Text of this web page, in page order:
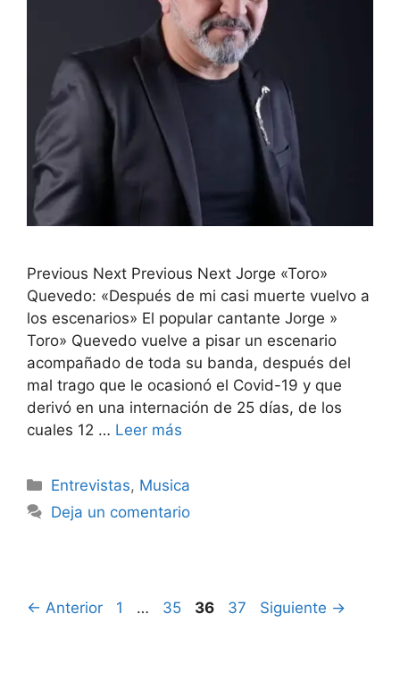
Previous Next Previous Next Jorge «Toro»
Quevedo: «Después de mi casi muerte vuelvo a
los escenarios» El popular cantante Jorge »
Toro» Quevedo vuelve a pisar un escenario
acompañado de toda su banda, después del
mal trago que le ocasionó el Covid-19 y que
derivó en una internación de 25 días, de los
cuales 12 … Leer más
Entrevistas, Musica
Deja un comentario
← Anterior 1 … 35 36 37 Siguiente →